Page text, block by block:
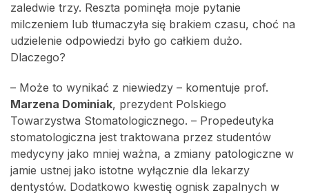
zaledwie trzy. Reszta pominęła moje pytanie
milczeniem lub tłumaczyła się brakiem czasu, choć na
udzielenie odpowiedzi było go całkiem dużo.
Dlaczego?
– Może to wynikać z niewiedzy – komentuje prof.
Marzena Dominiak, prezydent Polskiego
Towarzystwa Stomatologicznego. – Propedeutyka
stomatologiczna jest traktowana przez studentów
medycyny jako mniej ważna, a zmiany patologiczne w
jamie ustnej jako istotne wyłącznie dla lekarzy
dentystów. Dodatkowo kwestię ognisk zapalnych w